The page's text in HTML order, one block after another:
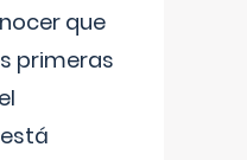
que
primeras